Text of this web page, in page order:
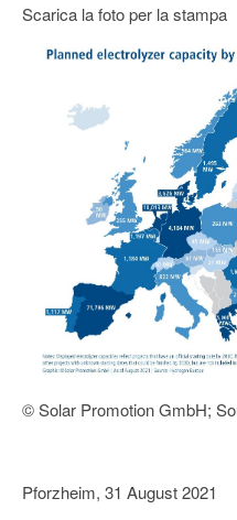
Scarica la foto per la stampa
© Solar Promotion GmbH;
Pforzheim, 31 August 2021